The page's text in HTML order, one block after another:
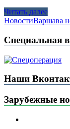
Читать далее
НовостиВаршава
Специальная
Наши
Зарубежные